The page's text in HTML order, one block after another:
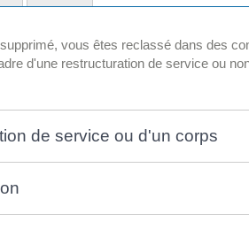
vous êtes reclassé dans des
d'une restructuration de service ou
de service ou d'un corps